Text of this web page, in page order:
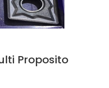
Proposito